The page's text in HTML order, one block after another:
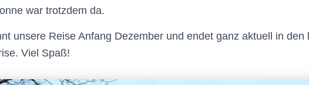
war trotzdem da.
unsere Reise Anfang Dezember und endet ganz aktuell in den
Viel Spaß!